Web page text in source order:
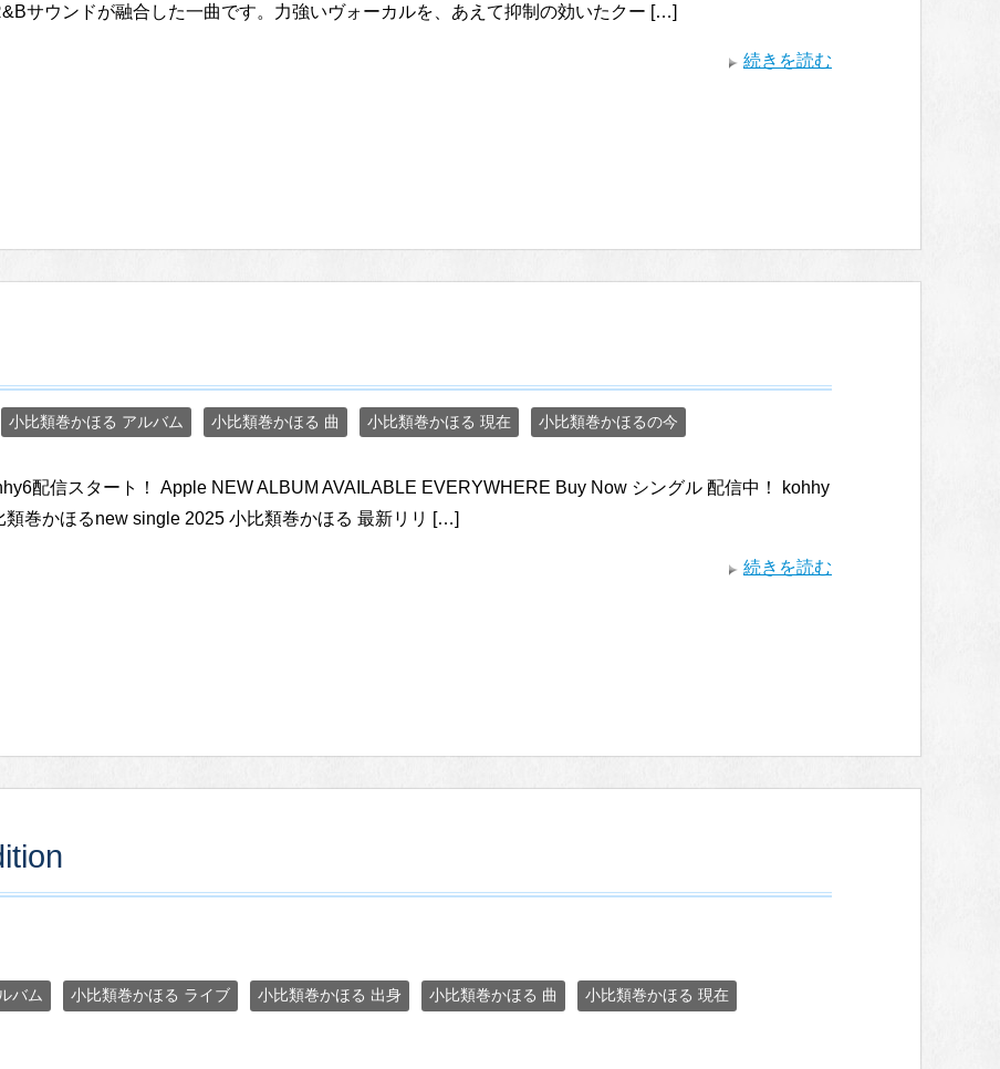
サウンドが融合した一曲です。力強いヴォーカルを、あえて抑制の効いたクー […]
続きを読む
小比類巻かほる アルバム 小比類巻かほる 曲 小比類巻かほる 現在 小比類巻かほるの今
配信スタート！ Apple NEW ALBUM AVAILABLE EVERYWHERE Buy Now シングル 配信中！ kohhy
類巻かほるnew single 2025 小比類巻かほる 最新リリ […]
続きを読む
バム 小比類巻かほる ライブ 小比類巻かほる 出身 小比類巻かほる 曲 小比類巻かほる 現在